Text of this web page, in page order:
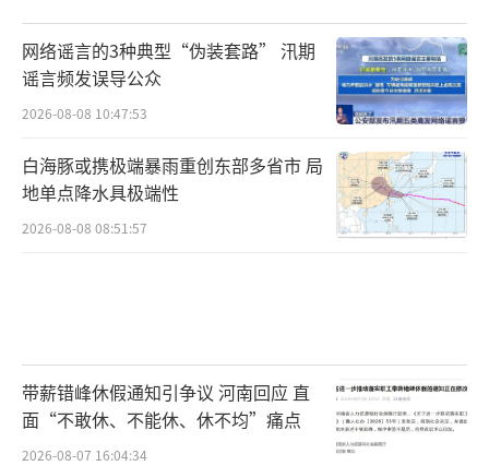
网络谣言的3种典型“伪装套路” 汛期
谣言频发误导公众
2026-08-08 10:47:53
白海豚或携极端暴雨重创东部多省市 局
地单点降水具极端性
2026-08-08 08:51:57
带薪错峰休假通知引争议 河南回应 直
面“不敢休、不能休、休不均”痛点
2026-08-07 16:04:34